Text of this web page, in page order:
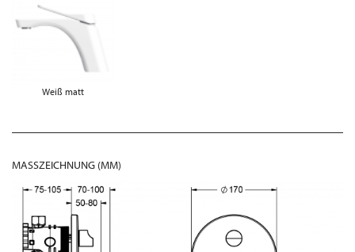
Weiß matt
MASSZEICHNUNG (MM)